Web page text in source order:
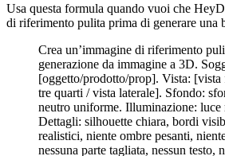
Usa questa formula quando vuoi che
di riferimento pulita prima di generare una
Crea un’immagine di riferimento
generazione da immagine a 3D.
[oggetto/prodotto/prop]. Vista: [vista
tre quarti / vista laterale]. Sfondo:
neutro uniforme. Illuminazione: luce
Dettagli: silhouette chiara, bordi
realistici, niente ombre pesanti,
nessuna parte tagliata, nessun testo,